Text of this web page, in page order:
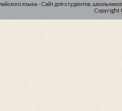
языка - Сайт для студентов,
Copyright